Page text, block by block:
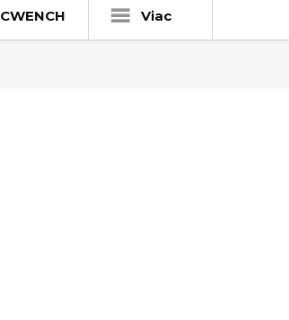
CWENCH Viac